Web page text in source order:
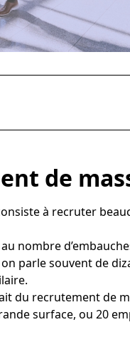
de
à recruter
nombre
parle souvent de
du recrutement de
surface, ou 20